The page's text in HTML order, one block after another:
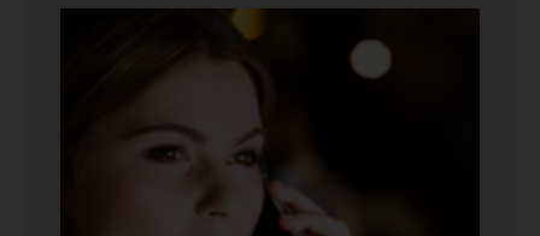
az azt jelenti, hogy nem...